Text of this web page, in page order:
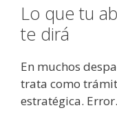
Lo que tu
te dirá
En muchos
trata como
estratégica. Error.